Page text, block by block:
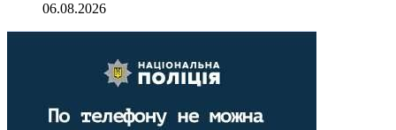
06.08.2026